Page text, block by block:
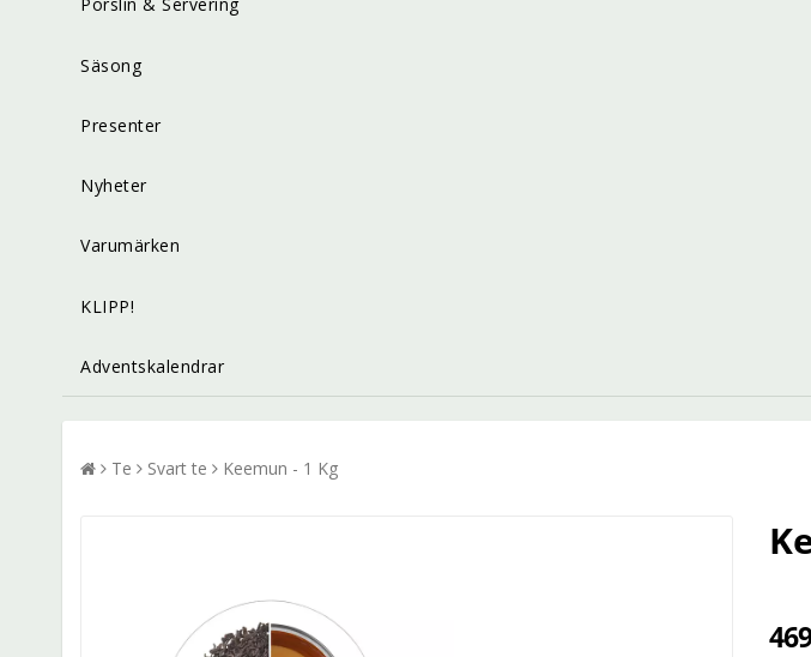
Säsong
Presenter
Nyheter
Varumärken
KLIPP!
Adventskalendrar
Te Svart te Keemun - 1 Kg